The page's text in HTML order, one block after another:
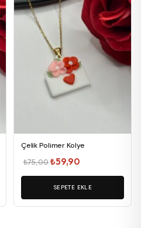
Çelik Polimer Kolye
₺75,00Orijinal
fiyat:
₺75,00.
₺59,90
andaki
fiyat:
SEPETE EKLE